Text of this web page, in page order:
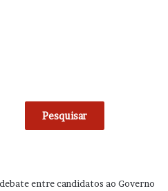
Pesquisar
entre candidatos ao Governo